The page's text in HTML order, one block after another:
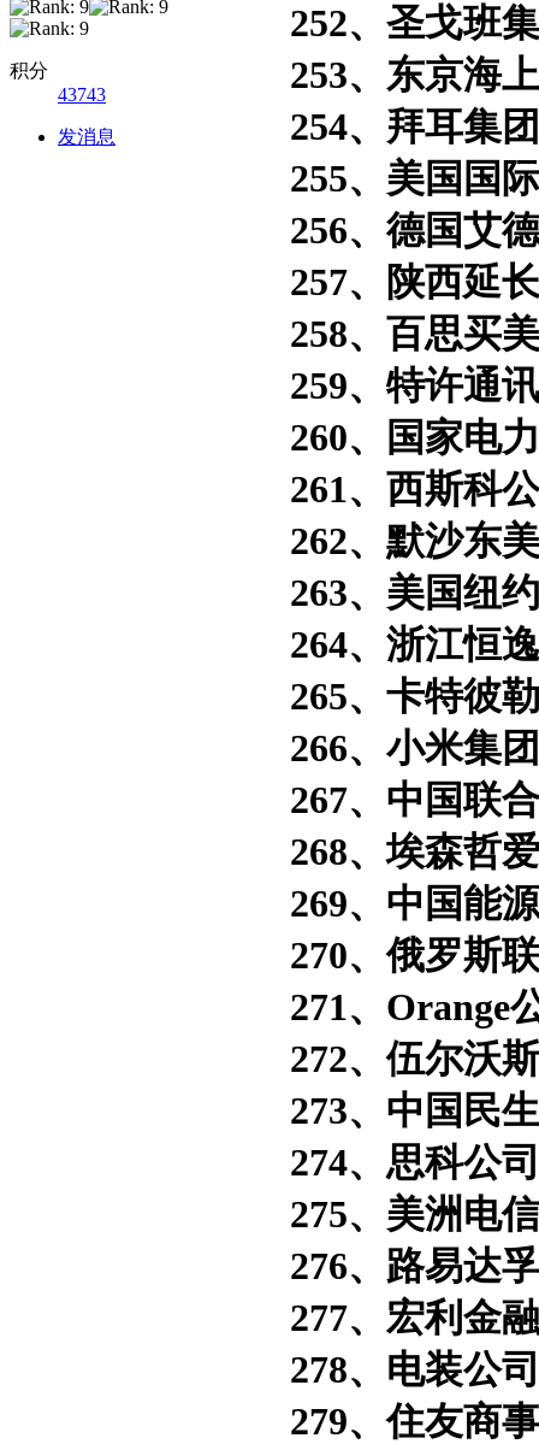
积分
43743
发消息
252、圣戈班集
253、东京海上
254、拜耳集团
255、美国国际
256、德国艾德
257、陕西延长
258、百思买
259、特许通讯
260、国家电力
261、西斯科公
262、默沙东
263、美国纽约
264、浙江恒逸
265、卡特彼勒
266、小米集团
267、中国联合
268、埃森哲爱
269、中国能源
270、俄罗斯联
271、Orange
272、伍尔沃斯
273、中国民生
274、思科公司
275、美洲电信
276、路易达孚
277、宏利金融
278、电装公司
279、住友商事